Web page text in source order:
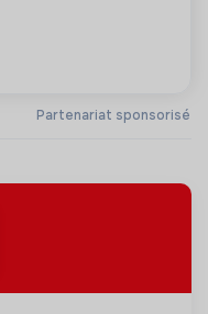
Partenariat sponsorisé